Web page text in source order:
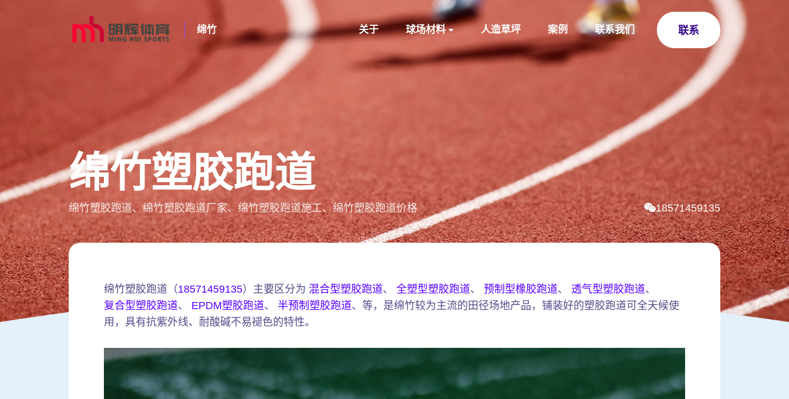
绵竹 关于 球场材料 人造草坪 案例 联系我们 联系
绵竹塑胶跑道
绵竹塑胶跑道、绵竹塑胶跑道厂家、绵竹塑胶跑道施工、绵竹塑胶跑道价格 18571459135
绵竹塑胶跑道（18571459135）主要区分为 混合型塑胶跑道、 全塑型塑胶跑道、 预制型橡胶跑道、 透气型塑胶跑道、
复合型塑胶跑道、 EPDM塑胶跑道、 半预制塑胶跑道、等，是绵竹较为主流的田径场地产品，铺装好的塑胶跑道可全天候使
用，具有抗紫外线、耐酸碱不易褪色的特性。